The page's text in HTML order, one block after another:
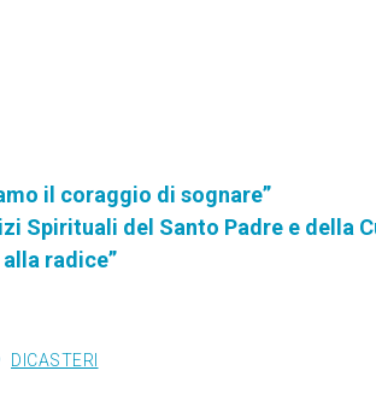
il coraggio di sognare”
Spirituali del Santo Padre e della
radice”
DICASTERI